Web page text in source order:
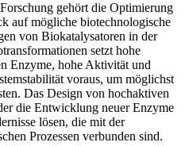
gehört die Optimierung
auf mögliche biotechnologische
von Biokatalysatoren in der
setzt hohe
Enzyme, hohe Aktivität und
voraus, um möglichst
Das Design von hochaktiven
die Entwicklung neuer Enzyme
lösen, die mit der
Prozessen verbunden sind.